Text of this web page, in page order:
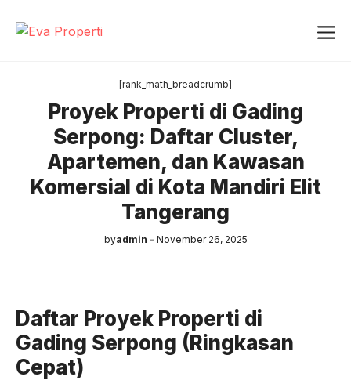
[rank_math_breadcrumb]
Proyek Properti di Gading
Serpong: Daftar Cluster,
Apartemen, dan Kawasan
Komersial di Kota Mandiri Elit
Tangerang
byadmin November 26, 2025
Daftar Proyek Properti di
Gading Serpong (Ringkasan
Cepat)